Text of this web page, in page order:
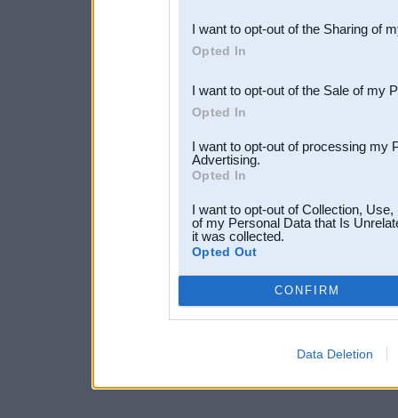
Downstream Participants
third parties.
I want to opt-out of the Sharing of
Opted In
I want to opt-out of the Sale of my
Opted In
I want to opt-out of processing my
Advertising.
Opted In
I want to opt-out of Collection,
of my Personal Data that Is
it was collected.
Opted Out
CONFIRM
Data Deletion